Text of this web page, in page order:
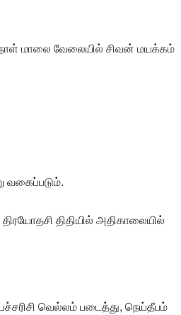
மாலை வேலையில் சிவன் மயக்கம்
வகைப்படும்.
திதியில் அதிகாலையில்
வெல்லம் படைத்து, நெய்தீபம்